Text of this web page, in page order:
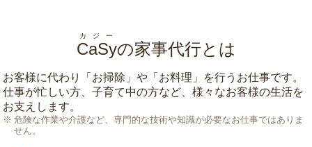
CaSy
カジー
の家事代行とは
お客様に代わり「 お掃除 」や「 お料理 」を行うお仕事です。
仕事が忙しい方、子育て中の方など、様々なお客様の生活を
お支えします。
危険な作業や介護など、専門的な技術や知識が必要なお仕事ではありま
せん。